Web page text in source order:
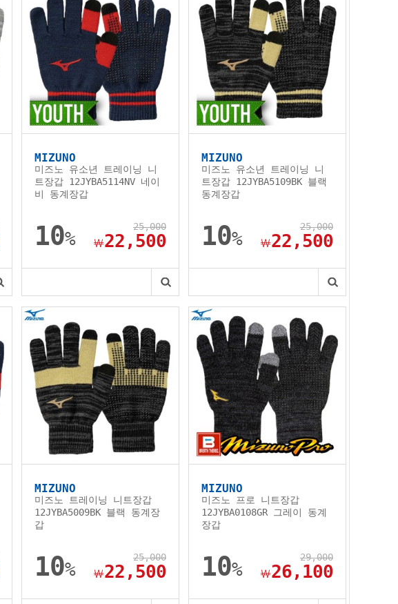
MIZUNO
미즈노 유소년 트레이닝 니
트장갑 12JYBA5114NV 네이
비 동계장갑
10%
25,000
￦22,500
MIZUNO
미즈노 유소년 트레이닝 니
트장갑 12JYBA5109BK 블랙
동계장갑
10%
25,000
￦22,500
MIZUNO
미즈노 트레이닝 니트장갑
12JYBA5009BK 블랙 동계장
갑
10%
25,000
￦22,500
MIZUNO
미즈노 프로 니트장갑
12JYBA0108GR 그레이 동계
장갑
10%
29,000
￦26,100